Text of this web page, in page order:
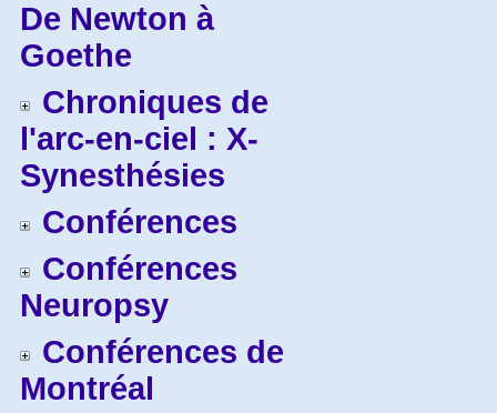
De Newton à
Goethe
Chroniques de
l'arc-en-ciel : X-
Synesthésies
Conférences
Conférences
Neuropsy
Conférences de
Montréal